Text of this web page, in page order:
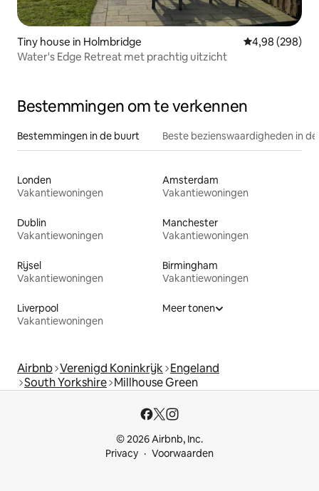
Tiny house in Holmbridge Gemiddelde
4,98 (298)
Water's Edge Retreat met prachtig uitzicht
Bestemmingen om te verkennen
Bestemmingen in de buurt Beste bezienswaardigheden in
Londen
Vakantiewoningen
Amsterdam
Vakantiewoningen
Dublin
Vakantiewoningen
Manchester
Vakantiewoningen
Rijsel
Vakantiewoningen
Birmingham
Vakantiewoningen
Liverpool
Vakantiewoningen
Meer tonen
Airbnb Verenigd Koninkrijk Engeland
South Yorkshire Millhouse Green
© 2026 Airbnb, Inc.
Privacy
Voorwaarden